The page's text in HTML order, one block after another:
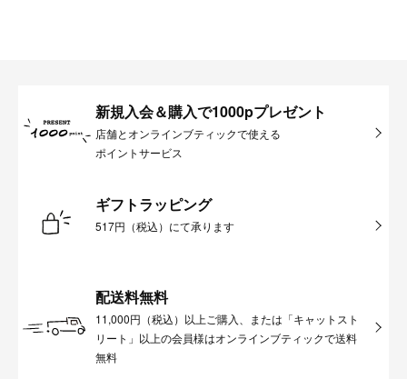
新規入会＆購入で1000pプレゼント
店舗とオンラインブティックで使える
ポイントサービス
ギフトラッピング
517円（税込）にて承ります
配送料無料
11,000円（税込）以上ご購入、または「キャットスト
リート」以上の会員様はオンラインブティックで送料
無料